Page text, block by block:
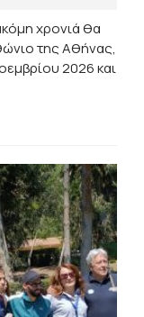
χρονιά θα
της Αθήνας,
2026 και